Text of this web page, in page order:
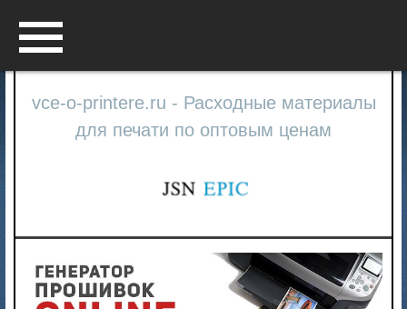
vce-o-printere.ru - Расходные материалы
для печати по оптовым ценам